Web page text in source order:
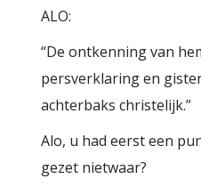
ALO:
“De ontkenning van
persverklaring en
achterbaks christelijk.”
Alo, u had eerst een
gezet nietwaar?